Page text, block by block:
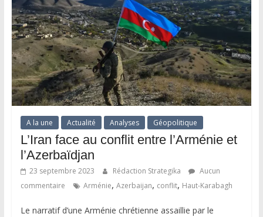
A la une Actualité Analyses Géopolitique
L’Iran face au conflit entre l’Arménie et
l’Azerbaïdjan
23 septembre 2023 Rédaction Strategika
Aucun
commentaire
Arménie, Azerbaijan, conflit, Haut-Karabagh
Le narratif d’une Arménie chrétienne assaillie par le